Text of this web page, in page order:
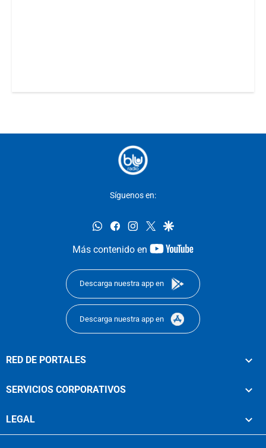
Síguenos en:
whatsappfacebookinstagram
twittergoogle
Más contenido en
youtube-
Descarga nuestra app en
Descarga nuestra app en
RED DE PORTALES
SERVICIOS CORPORATIVOS
LEGAL